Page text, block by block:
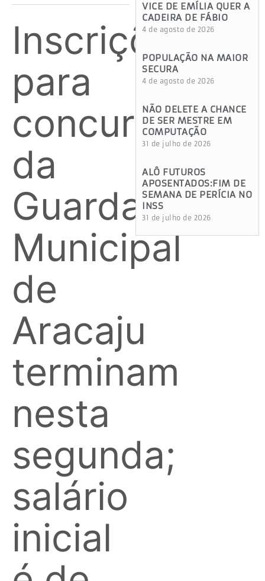
Inscrições
para
concurso
da
Guarda
Municipal
de
Aracaju
terminam
nesta
segunda;
salário
inicial
VICE DE EMÍLIA QUER A
CADEIRA DE FÁBIO
4 de agosto de 2026
POPULAÇÃO NA MAIOR
SECURA
4 de agosto de 2026
NÃO DELETE A CHANCE
DE SER MESTRE EM
COMPUTAÇÃO
31 de julho de 2026
ALÔ FUTUROS
APOSENTADOS:FIM DE
SEMANA DE PERÍCIA NO
INSS
31 de julho de 2026